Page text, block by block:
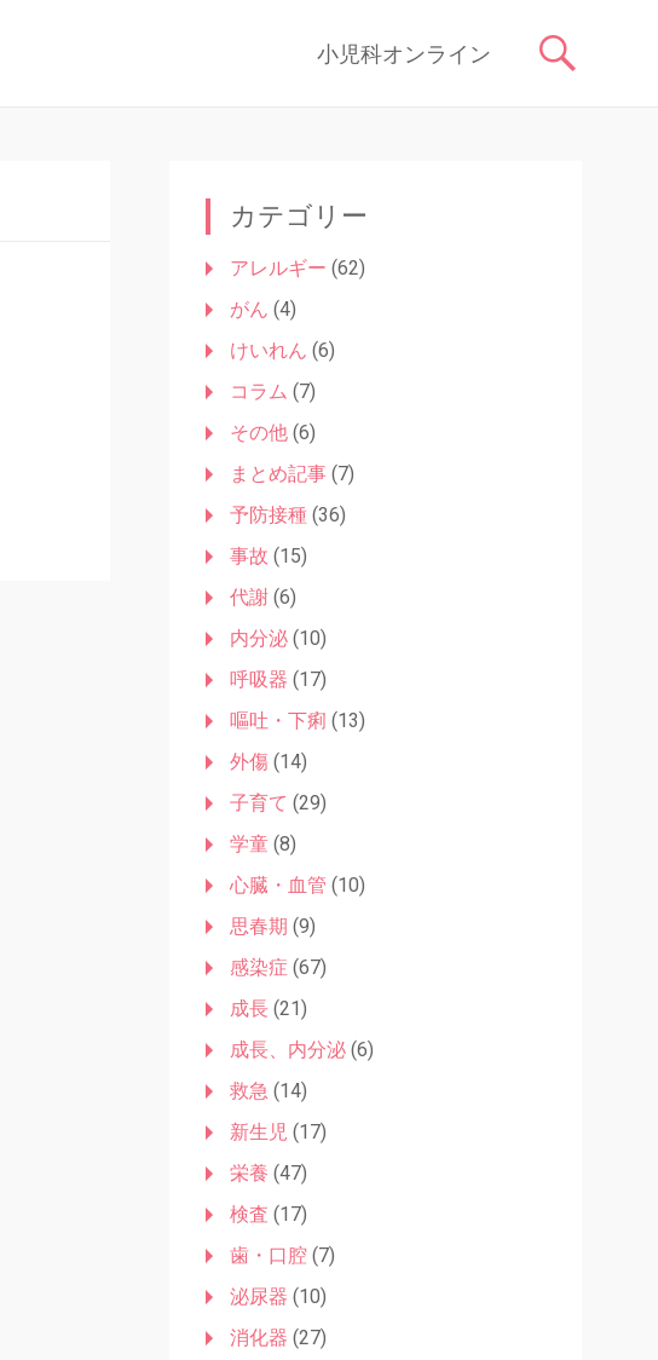
ン
ス
ッ
小児科オンライン
カテゴリー
アレルギー (62)
がん (4)
けいれん (6)
コラム (7)
その他(6)
まとめ記事(7)
予防接種(36)
事故 (15)
代謝(6)
内分泌(10)
呼吸器 (17)
嘔吐・下痢 (13)
外傷(14)
子育て (29)
学童(8)
心臓・血管 (10)
思春期 (9)
感染症 (67)
成長(21)
成長、内分泌(6)
救急 (14)
新生児 (17)
栄養 (47)
検査 (17)
歯・口腔(7)
泌尿器 (10)
消化器 (27)